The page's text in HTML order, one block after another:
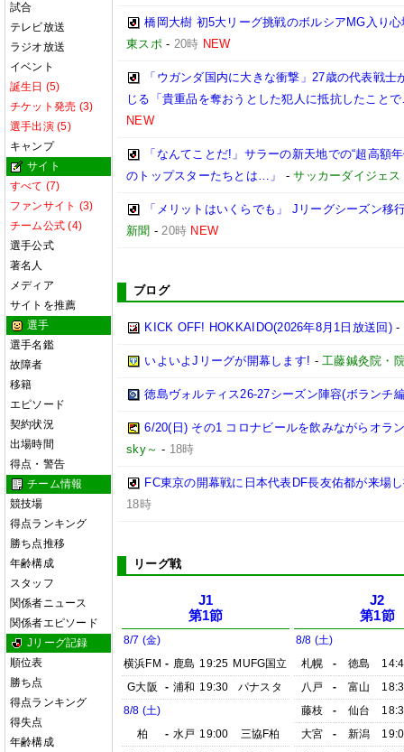
試合
テレビ放送
ラジオ放送
イベント
誕生日 (5)
チケット発売 (3)
選手出演 (5)
キャンプ
サイト
すべて (7)
ファンサイト (3)
チーム公式 (4)
選手公式
著名人
メディア
サイトを推薦
選手
選手名鑑
故障者
移籍
エピソード
契約状況
出場時間
得点・警告
チーム情報
競技場
得点ランキング
勝ち点推移
年齢構成
スタッフ
関係者ニュース
関係者エピソード
Jリーグ記録
順位表
勝ち点
得点ランキング
得失点
年齢構成
橋岡大樹 初5大リーグ挑戦のボルシアMG入り
東スポ- 20時 NEW
「ウガンダ国内に大きな衝撃」27歳の代表戦
じる「貴重品を奪おうとした犯人に抵抗したこと
NEW
「なんてことだ!」サラーの新天地での“超高額
のトップスターたちとは…」
-サッカーダイジェ
「メリットはいくらでも」 Jリーグシーズン移
新聞 -20時 NEW
ブログ
KICK OFF! HOKKAIDO(2026年8月1日放送回)-
いよいよJリーグが開幕します! -工藤鍼灸院・
徳島ヴォルティス26-27シーズン陣容(ボランチ
6/20(日) その1 コロナビールを飲みながらオラ
sky～ - 18時
FC東京の開幕戦に日本代表DF長友佑都が来場
18時
リーグ戦
J1
第1節
8/7 (金)
横浜FM - 鹿島 19:25 MUFG国立
G大阪
- 浦和 19:30
パナスタ
8/8 (土)
柏
- 水戸 19:00
三協F柏
J2
第1節
8/8 (土)
札幌
- 徳島
八戸
- 富山
藤枝
- 仙台
大宮
- 新潟